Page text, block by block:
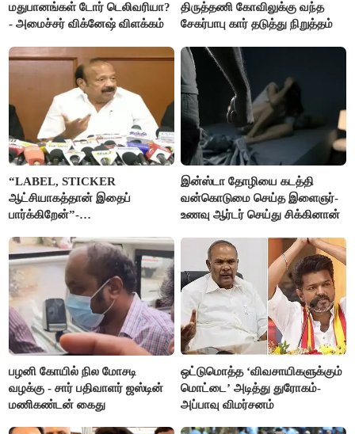
மதுபானங்கள் டோர் டெலிவரியா?
- அமைச்சர் விக்னேஷ் விளக்கம்
திருத்தணி கோவிலுக்கு வந்த
சேகர்பாபு கார் தடுத்து நிறுத்தம்
“LABEL, STICKER
ஆட்சியாகத்தான் இதைப்
பார்க்கிறேன்”-
இன்ஸ்டா தோழியை கடத்தி
வன்கொடுமை செய்த இளைஞர்-
உணவு ஆர்டர் செய்து சிக்கினான்
பழனி கோயில் நில மோசடி
வழக்கு - சார் பதிவாளர் ஜஸ்டின்
மணிகண்டன் கைது
ஒட்டுமொத்த ‘விவசாயிகளுக்கும்
மொட்டை’ அடித்து துரோகம்-
அப்பாவு விமர்சனம்